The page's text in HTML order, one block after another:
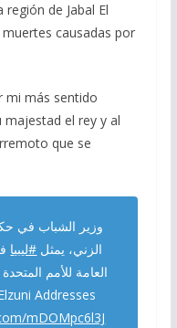
de Jabal El
causadas por
mi más sentido
el rey y al
que se
وزير الشباب في
الزني، يمثل #ليبيا
العامة للأمم المتحدة
Addresses
mDOMpc6l3J